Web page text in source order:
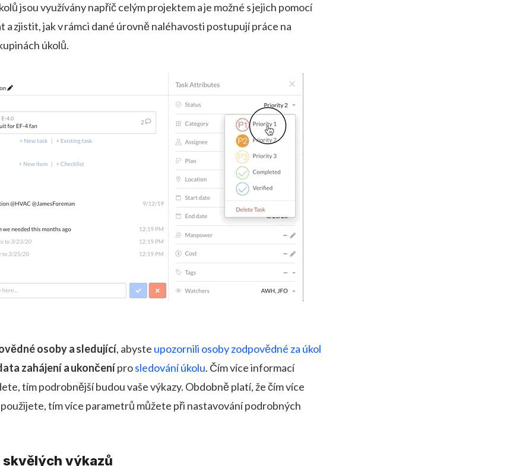
jsou využívány napříč celým projektem a je možné s jejich pomocí
a zjistit, jak v rámci dané úrovně naléhavosti postupují práce na
úkolů.
osoby a sledující, abyste upozornili osoby zodpovědné za úkol
zahájení a ukončeníprosledování úkolu. Čím více informací
tím podrobnější budou vaše výkazy. Obdobně platí, že čím více
tím více parametrů můžete při nastavování podrobných
výkazů